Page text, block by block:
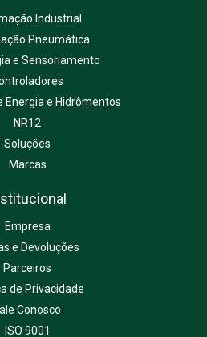
Industrial
Pneumática
e Sensoriamento
Energia e Hidrômentos
NR12
Soluções
Marcas
Empresa
e Devoluções
Parceiros
de Privacidade
Conosco
ISO 9001